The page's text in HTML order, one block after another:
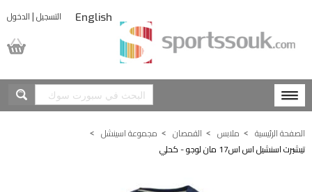
التسجيل|الدخول English
الصفحة الرئيسية ملابس القمصان
مجموعة اسينشل
تيشيرت اسنشيل اس اس17 مان لوجو - كحلي